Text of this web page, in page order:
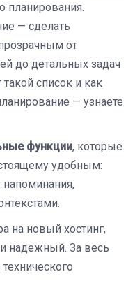
планирования.
— сделать
от
до детальных задач
список и как
— узнаете
функции, которые
удобным:
напоминания,
на новый хостинг,
надежный. За весь